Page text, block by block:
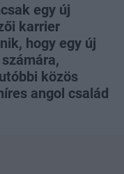
egy új
karrier
hogy egy új
közös
angol család